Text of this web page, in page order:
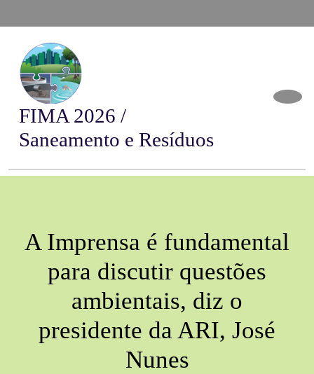
FIMA 2026 /
Saneamento e Resíduos
A Imprensa é fundamental
para discutir questões
ambientais, diz o
presidente da ARI, José
Nunes